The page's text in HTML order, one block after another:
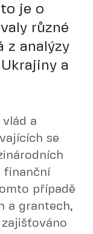
je o
různé
z analýzy
a
a
se
finanční
případě
a grantech,